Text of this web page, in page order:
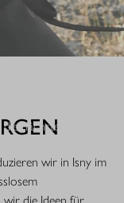
nächste
wir in Isny im